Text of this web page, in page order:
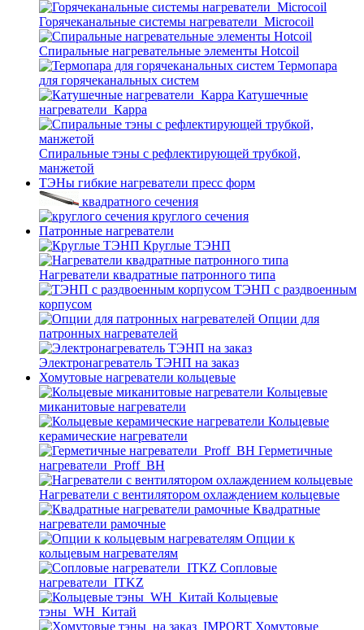
Горячеканальные системы нагреватели_Microcoil
Спиральные нагревательные элементы Hotcoil
Термопара
для горячеканальных систем
Катушечные
нагреватели_Карра
Спиральные тэны с рефлектирующей трубкой,
манжетой
ТЭНы гибкие нагреватели пресс форм
квадратного сечения
круглого сечения
Патронные нагреватели
Круглые ТЭНП
Нагреватели квадратные патронного типа
ТЭНП с раздвоенным
корпусом
Опции для
патронных нагревателей
Электронагреватель ТЭНП на заказ
Хомутовые нагреватели кольцевые
Кольцевые
миканитовые нагреватели
Кольцевые
керамические нагреватели
Герметичные
нагреватели_Proff_BH
Нагреватели с вентилятором охлаждением кольцевые
Квадратные
нагреватели рамочные
Опции к
кольцевым нагревателям
Cопловые
нагреватели_ITKZ
Кольцевые
тэны_WH_Китай
Хомутовые